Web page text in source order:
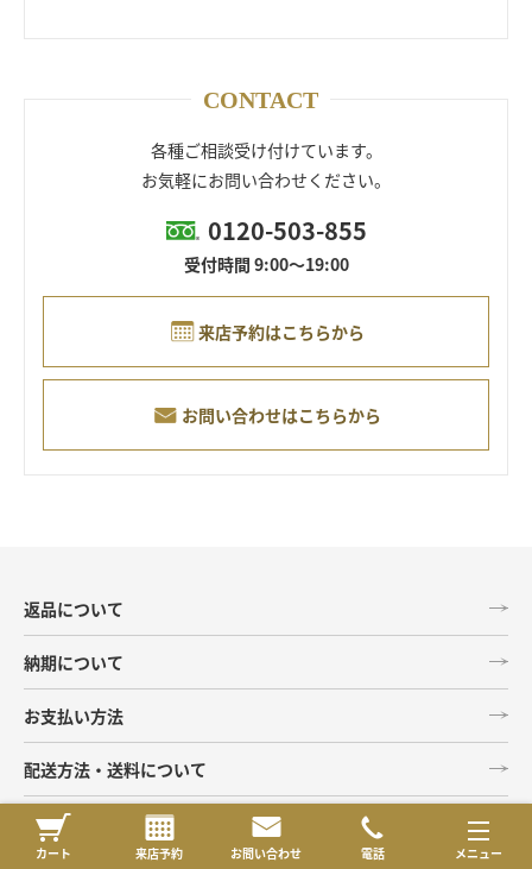
カート 来店予約 お問い合わせ 電話 メニュー
CONTACT
各種ご相談受け付けています。
お気軽にお問い合わせください。
0120-503-855
受付時間 9:00～19:00
来店予約はこちらから
お問い合わせはこちらから
返品について
納期について
お支払い方法
配送方法・送料について